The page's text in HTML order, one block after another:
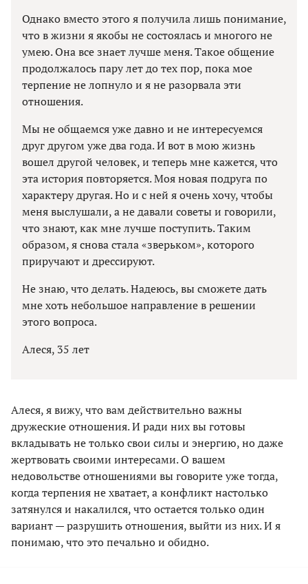
Однако вместо этого я получила лишь понимание,
что в жизни я якобы не состоялась и многого не
умею. Она все знает лучше меня. Такое общение
продолжалось пару лет до тех пор, пока мое
терпение не лопнуло и я не разорвала эти
отношения.
Мы не общаемся уже давно и не интересуемся
друг другом уже два года. И вот в мою жизнь
вошел другой человек, и теперь мне кажется, что
эта история повторяется. Моя новая подруга по
характеру другая. Но и с ней я очень хочу, чтобы
меня выслушали, а не давали советы и говорили,
что знают, как мне лучше поступить. Таким
образом, я снова стала «зверьком», которого
приручают и дрессируют.
Не знаю, что делать. Надеюсь, вы сможете дать
мне хоть небольшое направление в решении
этого вопроса.
Алеся, 35 лет
Алеся, я вижу, что вам действительно важны
дружеские отношения. И ради них вы готовы
вкладывать не только свои силы и энергию, но даже
жертвовать своими интересами. О вашем
недовольстве отношениями вы говорите уже тогда,
когда терпения не хватает, а конфликт настолько
затянулся и накалился, что остается только один
вариант — разрушить отношения, выйти из них. И я
понимаю, что это печально и обидно.